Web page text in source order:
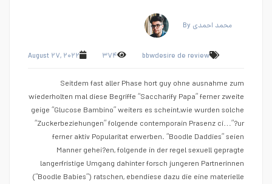
By محمد احمدی
August ۲۷, ۲۰۲۲ ۳۷۴ bbwdesire de review
Seitdem fast aller Phase hort guy ohne ausnahme zum
wiederholten mal diese Begriffe “Saccharify Papa” ferner zweite
geige “Glucose Bambino” weiters es scheint,wie wurden solche
“Zuckerbeziehungen” folgende contemporain Prasenz ci…”?ur
ferner aktiv Popularitat erwerben. “Boodle Daddies” seien
Manner gehei?en, folgende in der regel sexuell gepragte
langerfristige Umgang dahinter forsch jungeren Partnerinnen
(“Boodle Babies“) ratschen, ebendiese dazu die eine materielle